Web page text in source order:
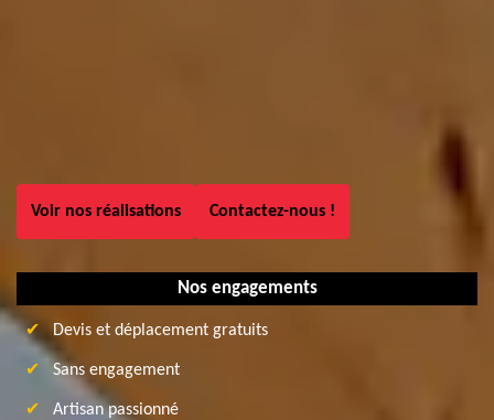
Voir nos réalisations Contactez-nous !
Nos engagements
Devis et déplacement gratuits
Sans engagement
Artisan passionné